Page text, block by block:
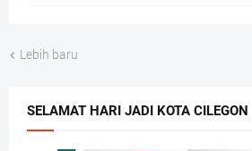
Lebih baru
SELAMAT HARI JADI KOTA CILEGON